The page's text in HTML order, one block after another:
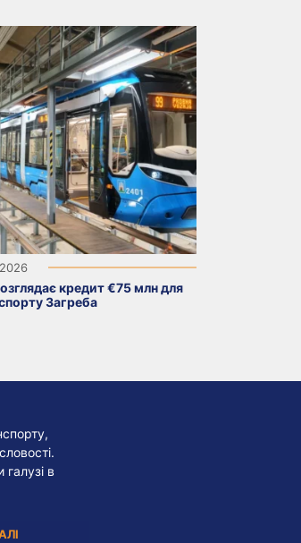
кредит €75 млн для
Загреба
в